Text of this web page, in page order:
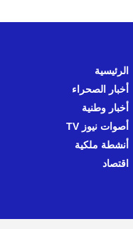
الرئيسية
أخبار الصحراء
أخبار وطنية
أصوات نيوز TV
أنشطة ملكية
اقتصاد